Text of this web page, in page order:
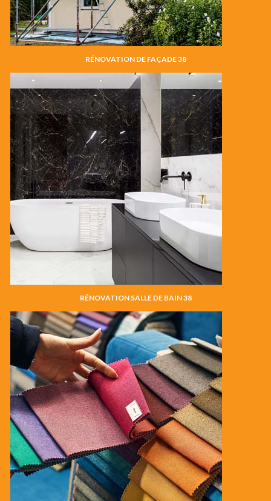
RÉNOVATION DE FAÇADE 38
RÉNOVATION SALLE DE BAIN 38